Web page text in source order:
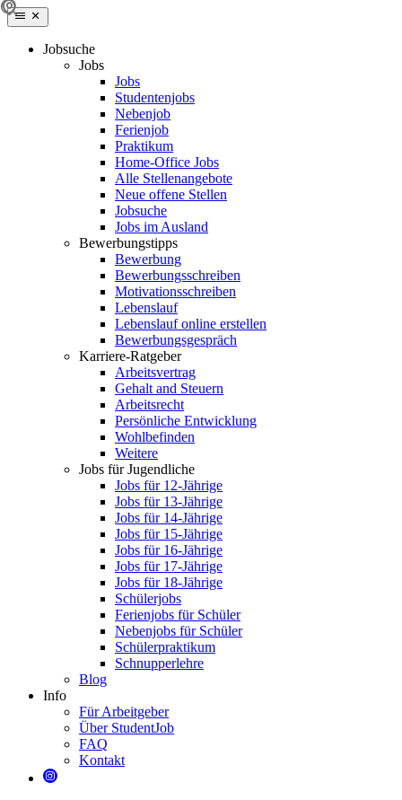
Jobsuche
Jobs
Jobs
Studentenjobs
Nebenjob
Ferienjob
Praktikum
Home-Office Jobs
Alle Stellenangebote
Neue offene Stellen
Jobsuche
Jobs im Ausland
Bewerbungstipps
Bewerbung
Bewerbungsschreiben
Motivationsschreiben
Lebenslauf
Lebenslauf online erstellen
Bewerbungsgespräch
Karriere-Ratgeber
Arbeitsvertrag
Gehalt and Steuern
Arbeitsrecht
Persönliche Entwicklung
Wohlbefinden
Weitere
Jobs für Jugendliche
Jobs für 12-Jährige
Jobs für 13-Jährige
Jobs für 14-Jährige
Jobs für 15-Jährige
Jobs für 16-Jährige
Jobs für 17-Jährige
Jobs für 18-Jährige
Schülerjobs
Ferienjobs für Schüler
Nebenjobs für Schüler
Schülerpraktikum
Schnupperlehre
Blog
Info
Für Arbeitgeber
Über StudentJob
FAQ
Kontakt